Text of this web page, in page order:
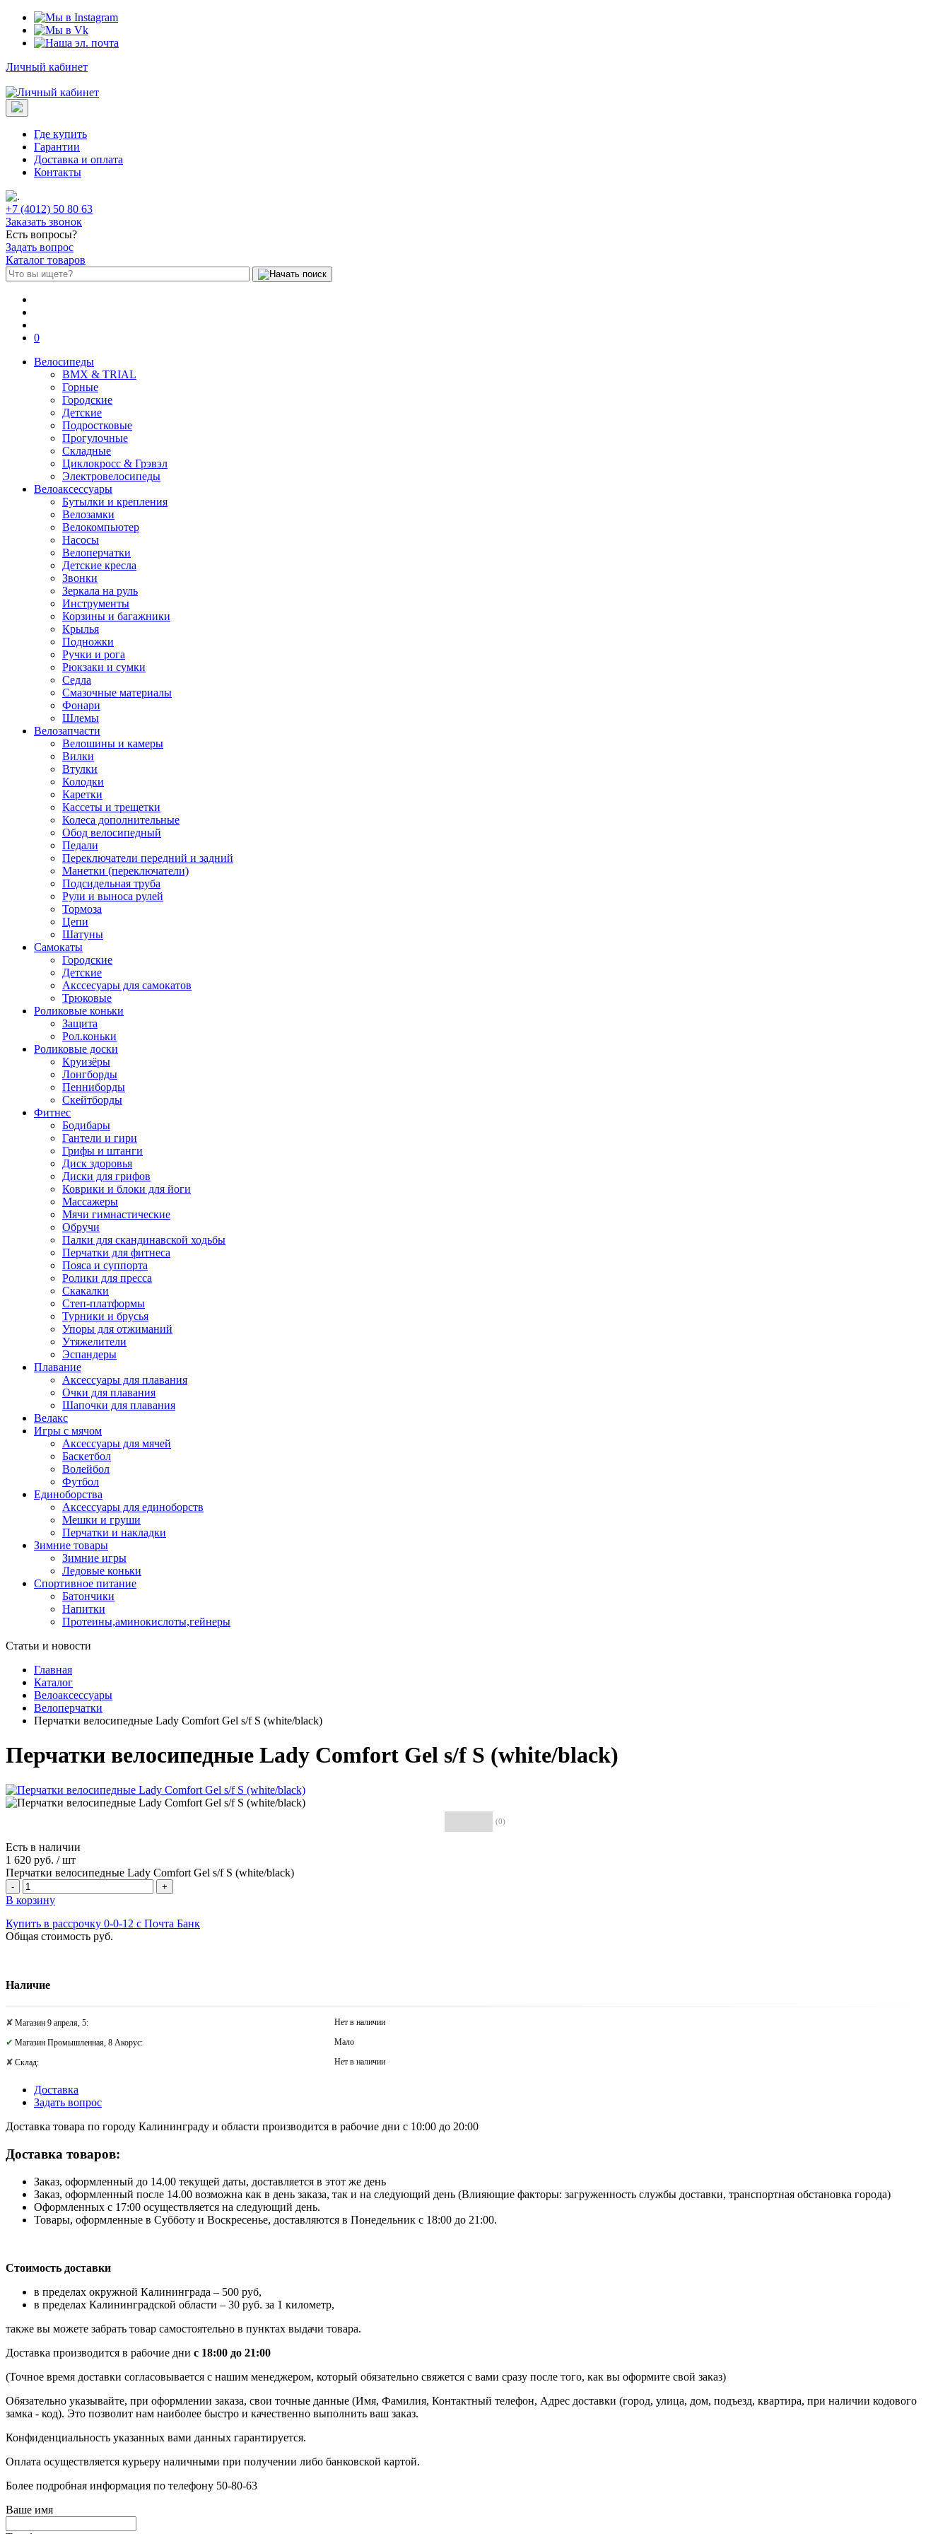
Личный кабинет
Где купить
Гарантии
Доставка и оплата
Контакты
+7 (4012) 50 80 63
Заказать звонок
Есть вопросы?
Задать вопрос
Каталог товаров
0
Велосипеды
BMX & TRIAL
Горные
Городские
Детские
Подростковые
Прогулочные
Складные
Циклокросс & Грэвэл
Электровелосипеды
Велоаксессуары
Бутылки и крепления
Велозамки
Велокомпьютер
Насосы
Велоперчатки
Детские кресла
Звонки
Зеркала на руль
Инструменты
Корзины и багажники
Крылья
Подножки
Ручки и рога
Рюкзаки и сумки
Седла
Смазочные материалы
Фонари
Шлемы
Велозапчасти
Велошины и камеры
Вилки
Втулки
Колодки
Каретки
Кассеты и трещетки
Колеса дополнительные
Обод велосипедный
Педали
Переключатели передний и задний
Манетки (переключатели)
Подсидельная труба
Рули и выноса рулей
Тормоза
Цепи
Шатуны
Самокаты
Городские
Детские
Акссесуары для самокатов
Трюковые
Роликовые коньки
Защита
Рол.коньки
Роликовые доски
Круизёры
Лонгборды
Пенниборды
Скейтборды
Фитнес
Бодибары
Гантели и гири
Грифы и штанги
Диск здоровья
Диски для грифов
Коврики и блоки для йоги
Массажеры
Мячи гимнастические
Обручи
Палки для скандинавской ходьбы
Перчатки для фитнеса
Пояса и суппорта
Ролики для пресса
Скакалки
Степ-платформы
Турники и брусья
Упоры для отжиманий
Утяжелители
Эспандеры
Плавание
Аксессуары для плавания
Очки для плавания
Шапочки для плавания
Велакс
Игры с мячом
Аксессуары для мячей
Баскетбол
Волейбол
Футбол
Единоборства
Аксессуары для единоборств
Мешки и груши
Перчатки и накладки
Зимние товары
Зимние игры
Ледовые коньки
Спортивное питание
Батончики
Напитки
Протеины,аминокислоты,гейнеры
Статьи и новости
Главная
Каталог
Велоаксессуары
Велоперчатки
Перчатки велосипедные Lady Comfort Gel s/f S (white/black)
Перчатки велосипедные Lady Comfort Gel s/f S (white/black)
(0)
Есть в наличии
1 620 руб. / шт
Перчатки велосипедные Lady Comfort Gel s/f S (white/black)
- +
В корзину
Купить в рассрочку 0-0-12 с Почта Банк
Общая стоимость руб.
Наличие
Магазин 9 апреля, 5: Нет в наличии
Магазин Промышленная, 8 Акорус: Мало
Склад: Нет в наличии
Доставка
Задать вопрос
Доставка товара по городу Калининграду и области производится в рабочие дни с 10:00 до 20:00
Доставка товаров:
Заказ, оформленный до 14.00 текущей даты, доставляется в этот же день
Заказ, оформленный после 14.00 возможна как в день заказа, так и на следующий день (Влияющие факторы: загруженность службы доставки, транспортная обстановка города)
Оформленных с 17:00 осуществляется на следующий день.
Товары, оформленные в Субботу и Воскресенье, доставляются в Понедельник с 18:00 до 21:00.
Стоимость доставки
в пределах окружной Калининграда – 500 руб,
в пределах Калининградской области – 30 руб. за 1 километр,
также вы можете забрать товар самостоятельно в пунктах выдачи товара.
Доставка производится в рабочие дни с 18:00 до 21:00
(Точное время доставки согласовывается с нашим менеджером, который обязательно свяжется с вами сразу после того, как вы оформите свой заказ)
Обязательно указывайте, при оформлении заказа, свои точные данные (Имя, Фамилия, Контактный телефон, Адрес доставки (город, улица, дом, подъезд, квартира, при наличии кодового
замка - код). Это позволит нам наиболее быстро и качественно выполнить ваш заказ.
Конфиденциальность указанных вами данных гарантируется.
Оплата осуществляется курьеру наличными при получении либо банковской картой.
Более подробная информация по телефону 50-80-63
Ваше имя